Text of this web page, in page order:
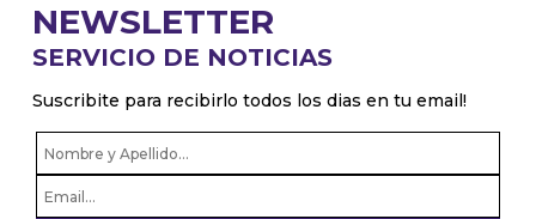
NEWSLETTER
SERVICIO DE NOTICIAS
Suscribite para recibirlo todos los dias en tu email!